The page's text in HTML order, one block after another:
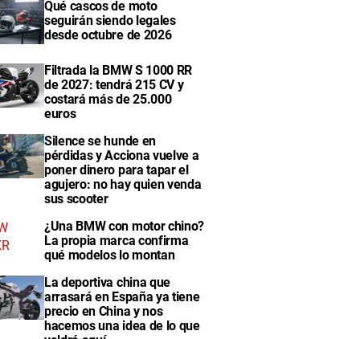
Qué cascos de moto
seguirán siendo legales
desde octubre de 2026
Filtrada la BMW S 1000 RR
de 2027: tendrá 215 CV y
costará más de 25.000
euros
Silence se hunde en
pérdidas y Acciona vuelve a
poner dinero para tapar el
agujero: no hay quien venda
sus scooter
¿Una BMW con motor chino?
La propia marca confirma
qué modelos lo montan
La deportiva china que
arrasará en España ya tiene
precio en China y nos
hacemos una idea de lo que